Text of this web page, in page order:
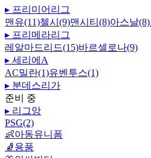
▸ 프리미어리그
맨유(11)첼시(9)맨시티(8)아스날(8)
▸ 프리메라리그
레알마드리드(15)바르셀로나(9)
▸ 세리에A
AC밀란(1)유벤투스(1)
▸ 분데스리가
준비 중
▸ 리그앙
PSG(2)
👶아동유니폼
🧦 용품